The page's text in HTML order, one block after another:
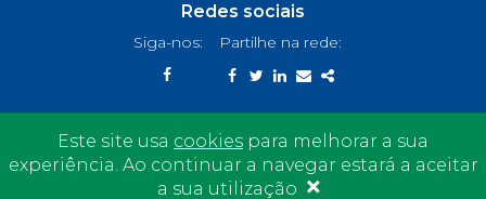
Redes sociais
Siga-nos:
página
Partilhe na rede:
Facebook
TwitterLinkedin
Email
Copyright © 2026 Ambiprose - All Rights Reserved.
WebDesign by
Global Pixel
Este site usa cookies para melhorar a sua
experiência. Ao continuar a navegar estará a aceitar
a sua utilização ×